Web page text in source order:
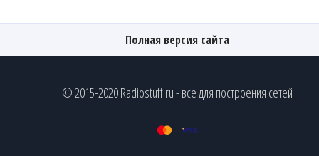
Полная версия сайта
© 2015-2020 Radiostuff.ru - все для построения сетей